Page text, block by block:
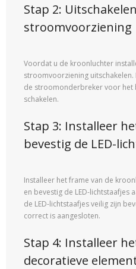
Stap 2:
stroomvoorziening
Voordat u de kroonluchter
stroomvoorziening
de stroomonderbreker voor het
schakelen.
Stap 3: Installeer
bevestig de LED-
Installeer het frame van de
en bevestig de LED-
de LED-lichtstaafjes veilig zijn
correct is aangesloten.
Stap 4: Installeer
decoratieve